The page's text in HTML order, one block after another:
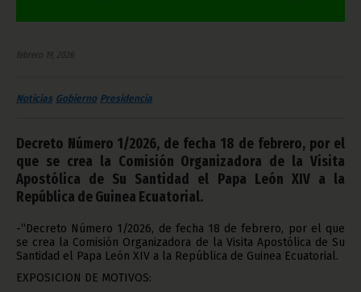
febrero 19, 2026
Noticias Gobierno Presidencia
Decreto Número 1/2026, de fecha 18 de febrero, por el
que se crea la Comisión Organizadora de la Visita
Apostólica de Su Santidad el Papa León XIV a la
República de Guinea Ecuatorial.
-“Decreto Número 1/2026, de fecha 18 de febrero, por el que
se crea la Comisión Organizadora de la Visita Apostólica de Su
Santidad el Papa León XIV a la República de Guinea Ecuatorial.
EXPOSICION DE MOTIVOS: